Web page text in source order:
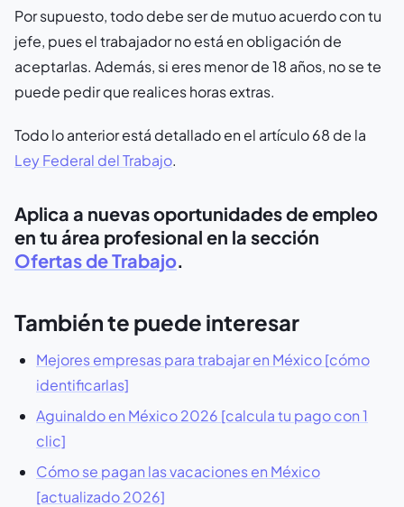
Por supuesto, todo debe ser de mutuo acuerdo con tu
jefe, pues el trabajador no está en obligación de
aceptarlas. Además, si eres menor de 18 años, no se te
puede pedir que realices horas extras.
Todo lo anterior está detallado en el artículo 68 de la
Ley Federal del Trabajo.
Aplica a nuevas oportunidades de empleo
en tu área profesional en la sección
Ofertas de Trabajo.
También te puede interesar
Mejores empresas para trabajar en México [cómo
identificarlas]
Aguinaldo en México 2026 [calcula tu pago con 1
clic]
Cómo se pagan las vacaciones en México
[actualizado 2026]